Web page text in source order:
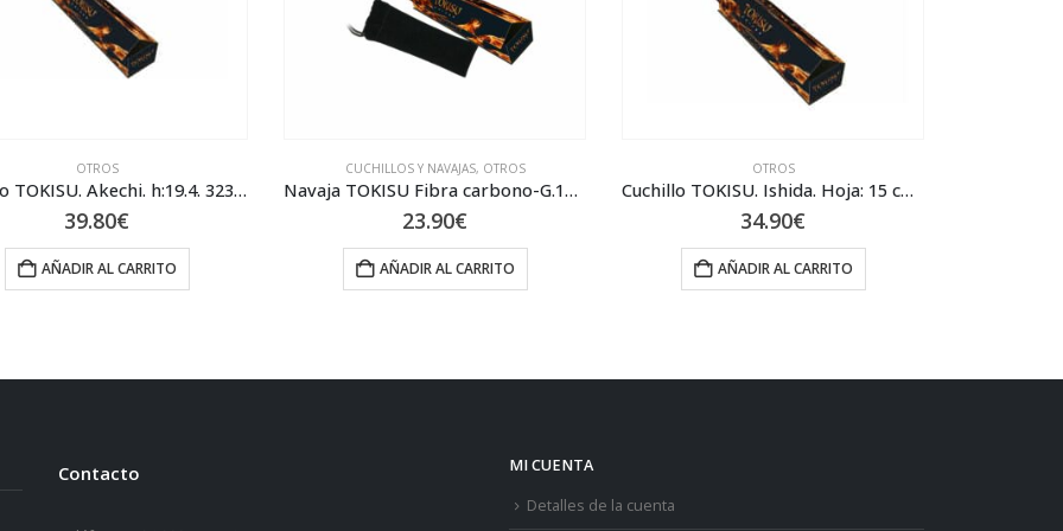
OTROS
Cuchillo TOKISU. Akechi. h:19.4. 32389
39.80€
AÑADIR AL CARRITO
CUCHILLOS Y NAVAJAS, OTROS
Navaja TOKISU Fibra carbono-G.10 18874
23.90€
AÑADIR AL CARRITO
OTROS
Cuchillo TOKISU. Ishida. Hoja: 15 cm 32381
34.90€
AÑADIR AL CARRITO
Contacto
MI CUENTA
Detalles de la cuenta